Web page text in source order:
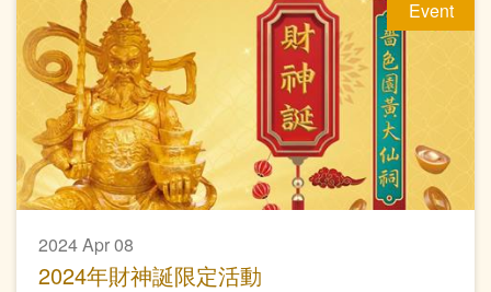
Event
2024 Apr 08
2024年財神誕限定活動